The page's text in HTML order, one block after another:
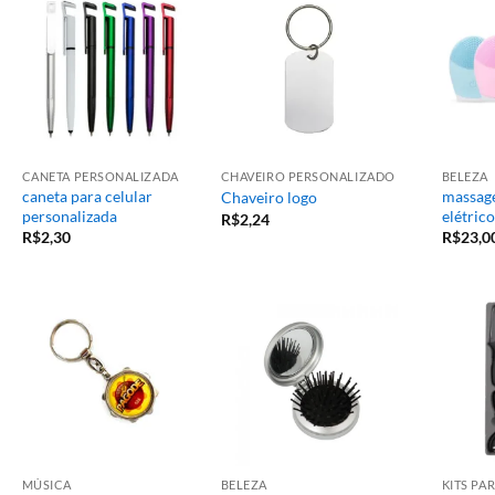
CANETA PERSONALIZADA
caneta para celular
personalizada
R$2,30
CHAVEIRO PERSONALIZADO
Chaveiro logo
R$2,24
MÚSICA BELEZA
BELEZA
elétrico
R$
KITS